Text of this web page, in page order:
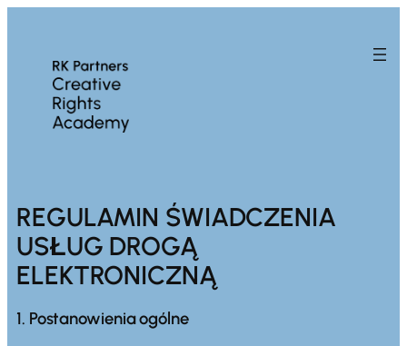
REGULAMIN ŚWIADCZENIA
USŁUG DROGĄ
ELEKTRONICZNĄ
1. Postanowienia ogólne